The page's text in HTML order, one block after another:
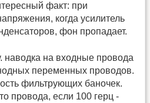
факт: при
когда усилитель
фон пропадает.
наводка на входные провода
переменных проводов.
фильтрующих баночек.
провода, если 100 герц -